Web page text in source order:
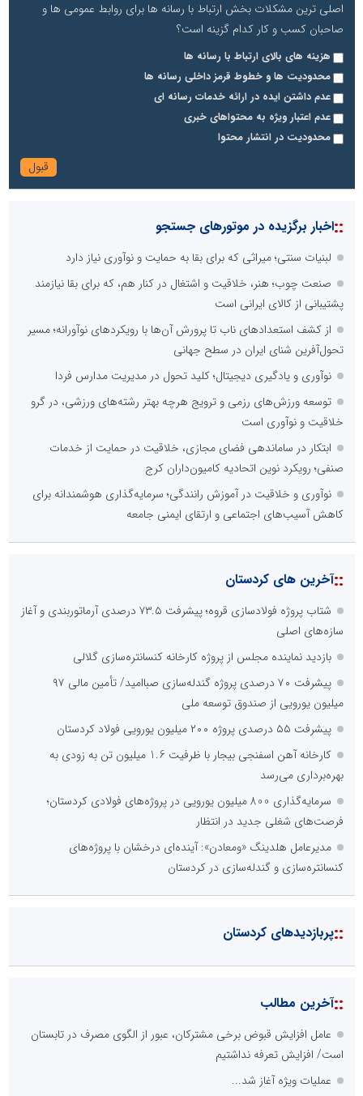
اصلی ترین مشکلات بخش ارتباط با رسانه ها برای روابط عمومی ها و
صاحبان کسب و کار کدام گزینه است؟
هزینه های بالای ارتباط با رسانه ها
محدودیت ها و خطوط قرمز داخلی رسانه ها
عدم داشتن ایده در ارائه خدمات رسانه ای
عدم اعتبار ویژه به محتواهای خبری
محدودیت در انتشار محتوا
::اخبار برگزیده در موتورهای جستجو
لبنیات سنتی؛ میراثی که برای بقا به حمایت و نوآوری نیاز دارد
صنعت چوب؛ هنر، خلاقیت و اشتغال در کنار هم، که برای بقا نیازمند
پشتیبانی از کالای ایرانی است
از کشف استعدادهای ناب تا پرورش آن‌ها با رویکردهای نوآورانه؛ مسیر
تحول‌آفرین شنای ایران در سطح جهانی
نوآوری و یادگیری دیجیتال؛ کلید تحول در مدیریت مدارس فردا
توسعه ورزش‌های رزمی و ترویج هرچه بهتر رشته‌های ورزشی، در گرو
خلاقیت و نوآوری است
ابتکار در ساماندهی فضای مجازی، خلاقیت در حمایت از خدمات
صنفی؛ رویکرد نوین اتحادیه کامیون‌داران کرج
نوآوری و خلاقیت در آموزش رانندگی؛ سرمایه‌گذاری هوشمندانه برای
کاهش آسیب‌های اجتماعی و ارتقای ایمنی جامعه
::آخرین های کردستان
شتاب پروژه فولادسازی قروه؛ پیشرفت ۷۳.۵ درصدی آرماتوربندی و آغاز
سازه‌های اصلی
بازدید نماینده مجلس از پروژه کارخانه کنسانتره‌سازی گلالی
پیشرفت ۷۰ درصدی پروژه گندله‌سازی صباامید/ تأمین مالی ۹۷
میلیون یورویی از صندوق توسعه ملی
پیشرفت ۵۵ درصدی پروژه ۲۰۰ میلیون یورویی فولاد کردستان
کارخانه آهن اسفنجی بیجار با ظرفیت 1.6 میلیون تن به زودی به
بهره‌برداری می‌رسد
سرمایه‌گذاری 800 میلیون یورویی در پروژه‌های فولادی کردستان؛
فرصت‌های شغلی جدید در انتظار
مدیرعامل هلدینگ «ومعادن»: آینده‌ای درخشان با پروژه‌های
کنسانتره‌سازی و گندله‌سازی در کردستان
::پربازدیدهای کردستان
::آخرین مطالب
عامل افزایش قبوض برخی مشترکان، عبور از الگوی مصرف در تابستان
است/ افزایش تعرفه نداشتیم
عملیات ویژه آغاز شد...